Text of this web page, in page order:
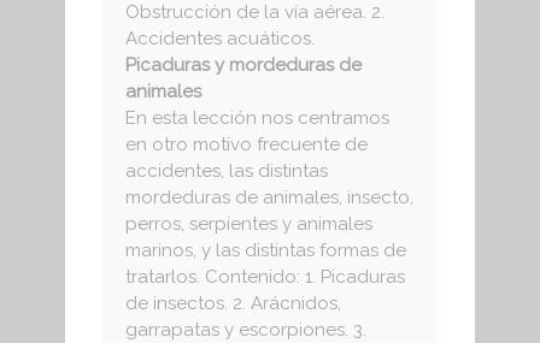
Obstrucción de la vía aérea. 2.
Accidentes acuáticos.
Picaduras y mordeduras de
animales
En esta lección nos centramos
en otro motivo frecuente de
accidentes, las distintas
mordeduras de animales, insecto,
perros, serpientes y animales
marinos, y las distintas formas de
tratarlos. Contenido: 1. Picaduras
de insectos. 2. Arácnidos,
garrapatas y escorpiones. 3.